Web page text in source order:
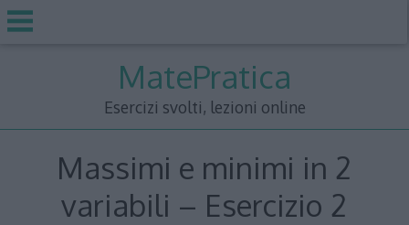
MatePratica
Esercizi svolti, lezioni online
Massimi e minimi in 2
variabili – Esercizio 2